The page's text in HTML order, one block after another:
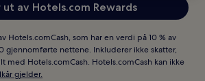
ut av Hotels.com Rewards
Hotels.comCash, som har en verdi på 10 % av
gjennomførte nettene. Inkluderer ikke skatter,
med Hotels.comCash. Hotels.comCash kan ikke
gjelder.